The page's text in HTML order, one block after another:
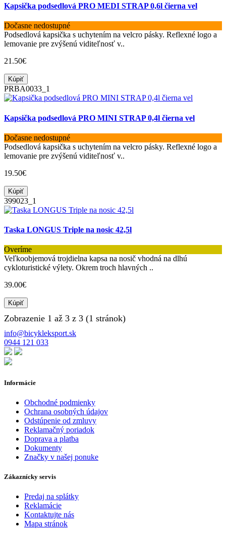
Kapsička podsedlová PRO MEDI STRAP 0,6l čierna vel
Dočasne nedostupné
Podsedlová kapsička s uchytením na velcro pásky. Reflexné logo a
lemovanie pre zvýšenú viditeľnosť v..
21.50€
Kúpiť
PRBA0033_1
Kapsička podsedlová PRO MINI STRAP 0,4l čierna vel
Dočasne nedostupné
Podsedlová kapsička s uchytením na velcro pásky. Reflexné logo a
lemovanie pre zvýšenú viditeľnosť v..
19.50€
Kúpiť
399023_1
Taska LONGUS Triple na nosic 42,5l
Overíme
Veľkoobjemová trojdielna kapsa na nosič vhodná na dlhú
cykloturistické výlety. Okrem troch hlavných ..
39.00€
Kúpiť
Zobrazenie 1 až 3 z 3 (1 stránok)
info@bicykleksport.sk
0944 121 033
Informácie
Obchodné podmienky
Ochrana osobných údajov
Odstúpenie od zmluvy
Reklamačný poriadok
Doprava a platba
Dokumenty
Značky v našej ponuke
Zákaznícky servis
Predaj na splátky
Reklamácie
Kontaktujte nás
Mapa stránok